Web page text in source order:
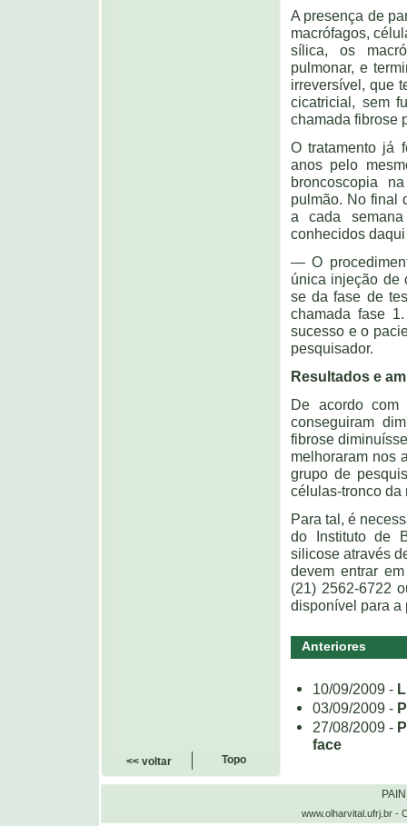
A presença de
macrófagos,
sílica, os
pulmonar, e
irreversível, que
cicatricial, sem
chamada fibrose
O tratamento já
anos pelo
broncoscopia
pulmão. No final
a cada
conhecidos
— O
única injeção de
se da fase de
chamada fase
sucesso e o
pesquisador.
Resultados e
De acordo com
conseguiram
fibrose
melhoraram nos
grupo de
células-tronco da
Para tal, é
do Instituto de
silicose através
devem entrar
(21) 2562-6722
disponível para a
Anteriores
10/09/2009 -
03/09/2009 -
27/08/2009 -
face
<< voltar Topo
www.olharvital.ufrj.br -